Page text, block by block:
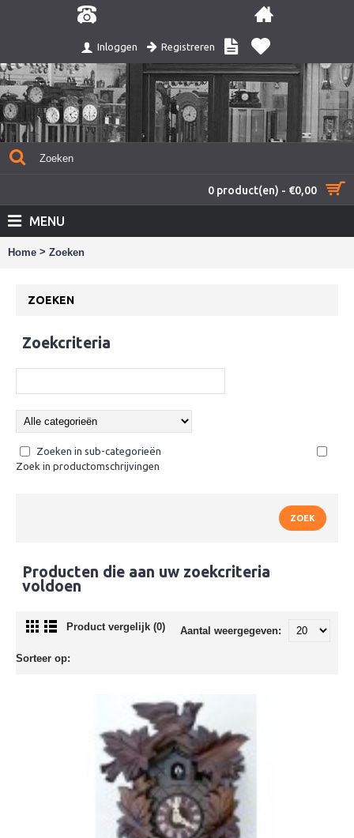
Inloggen Registreren
0 product(en) - €0,00
MENU
Home > Zoeken
ZOEKEN
Zoekcriteria
Zoeken in sub-categorieën
Zoek in productomschrijvingen
Producten die aan uw zoekcriteria
voldoen
Product vergelijk (0) Aantal weergegeven:
Sorteer op: